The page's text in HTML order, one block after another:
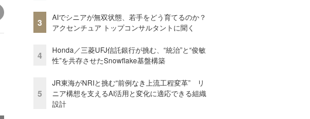
3
AIでシニアが無双状態、若手をどう育てるのか？
アクセンチュア トップコンサルタントに聞く
4
Honda／三菱UFJ信託銀行が挑む、“統治”と“俊敏
性”を共存させたSnowflake基盤構築
5
JR東海がNRIと挑む“前例なき上流工程変革” リ
ニア構想を支えるAI活用と変化に適応できる組織
設計